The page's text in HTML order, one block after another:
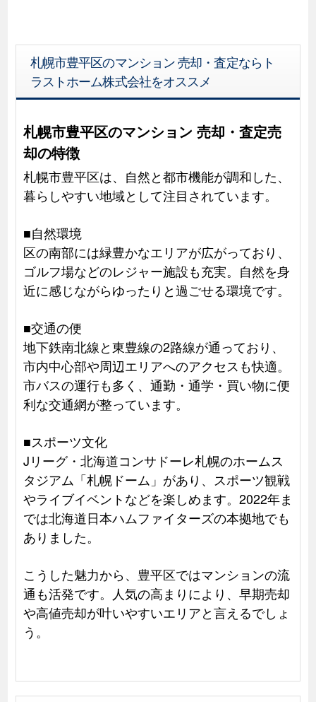
札幌市豊平区のマンション 売却・査定ならト
ラストホーム株式会社をオススメ
札幌市豊平区のマンション 売却・査定売
却の特徴
札幌市豊平区は、自然と都市機能が調和した、
暮らしやすい地域として注目されています。
■自然環境
区の南部には緑豊かなエリアが広がっており、
ゴルフ場などのレジャー施設も充実。自然を身
近に感じながらゆったりと過ごせる環境です。
■交通の便
地下鉄南北線と東豊線の2路線が通っており、
市内中心部や周辺エリアへのアクセスも快適。
市バスの運行も多く、通勤・通学・買い物に便
利な交通網が整っています。
■スポーツ文化
Jリーグ・北海道コンサドーレ札幌のホームス
タジアム「札幌ドーム」があり、スポーツ観戦
やライブイベントなどを楽しめます。2022年ま
では北海道日本ハムファイターズの本拠地でも
ありました。
こうした魅力から、豊平区ではマンションの流
通も活発です。人気の高まりにより、早期売却
や高値売却が叶いやすいエリアと言えるでしょ
う。